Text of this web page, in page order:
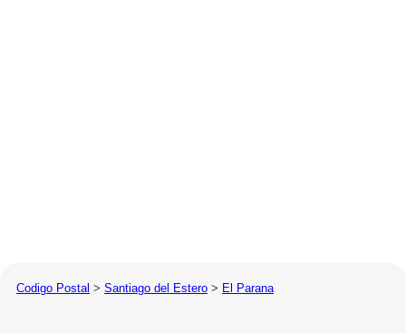
Codigo Postal > Santiago del Estero > El Parana